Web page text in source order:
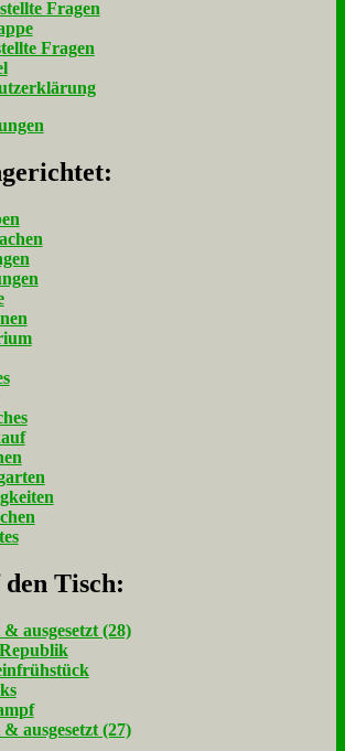
Fra­gen
Fra­gen
Tisch:
aus­ge­setzt (28)
aus­ge­setzt (27)